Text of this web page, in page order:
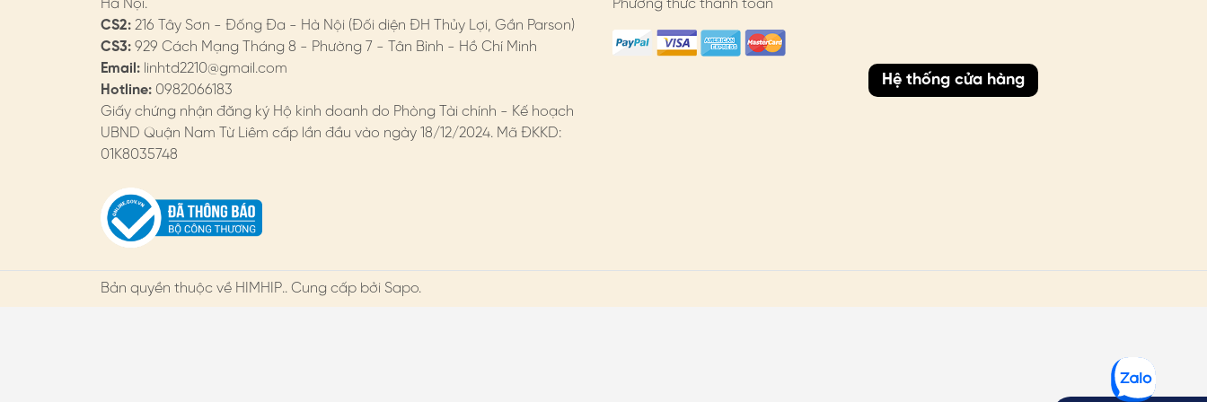
Hà Nội.
CS2: 216 Tây Sơn - Đống Đa - Hà Nội (Đối diện ĐH Thủy Lợi, Gần Parson)
CS3: 929 Cách Mạng Tháng 8 - Phường 7 - Tân Bình - Hồ Chí Minh
Email: linhtd2210@gmail.com
Hotline: 0982066183
Giấy chứng nhận đăng ký Hộ kinh doanh do Phòng Tài chính - Kế hoạch
UBND Quận Nam Từ Liêm cấp lần đầu vào ngày 18/12/2024. Mã ĐKKD:
01K8035748
Phương thức thanh toán
Hệ thống cửa hàng
Bản quyền thuộc về HIMHIP.. Cung cấp bởi Sapo.